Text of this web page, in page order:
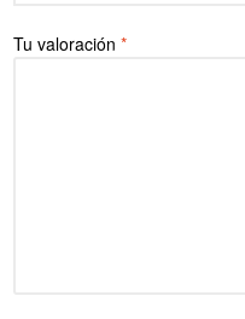
Tu valoración *